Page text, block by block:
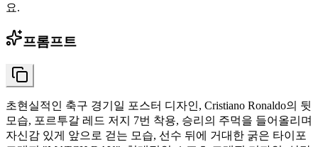
요.
프롬프트
초현실적인 축구 경기일 포스터 디자인, Cristiano Ronaldo의 뒷
모습, 포르투갈 레드 저지 7번 착용, 승리의 주먹을 들어올리며
자신감 있게 앞으로 걷는 모습, 선수 뒤에 거대한 굵은 타이포